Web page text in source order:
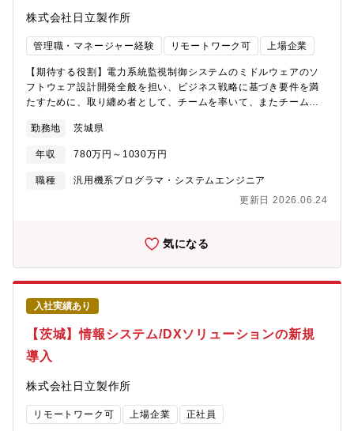
してではなく電力会社と対等な技術パートナーとしてご期待をい
ただけるのは、日立ならではのやりがいです。・開発やプロジェ
クトなどの成果は論文や学会発表など、業界内外での強いプレゼ
で、日立エナジーをはじめとしたパートナーと連携し、国内外案
件の業務経験を積むことも可能です。●キャリアパス・プロジェク
トの一業務担当から、新プロジェクトのPM／SPMへ。顧客とのつ
ながりを活かした別システムや、習得したコア技術を活かした別
ア形成ができます。【働く環境】●大みか事業所：・日本初、世界
https://www.hitachi.co.jp/products/it/control_sys/omika/index.html
https://deh.hitachi.co.jp/_ct/17476915●チーム：・リーダや同僚
経験や成長にあわせて、色々なチャレンジができます。●働き
よる国内初のABWを実現した魅力ある職場作りを実施
omika.html【携わる事業・ビジネス・サービス・製品など】●電力
系統監視制御システム（OT)をはじめ電力分野のGX/DXを実現す
るソリューションを提供・日立が、送配電システムズ合同会社か
ら次期中央給電指令所システムを受注
https://www.hitachi.co.jp/New/cnews/month/2023/11/1113a.html【福
利厚生】■住宅支援住宅手当制度や寮・社宅制度等（詳細は勤務事
業所により異なります）によって皆さんの住居をサポートしま
株式会社日立製作所
管理職・マネージャー経験 リモートワーク可 上場企業
【期待する役割】電力系統監視制御システムのミドルウェアのソ
フトウェア設計開発全般を担い、ビジネス戦略に基づき要件を満
たすために、取り纏め者として、チームを率いて、またチーム間
し、ミドルウェアを導入した電力系統監視制御システムの価値提
供に対して責任を負う。ハードウェア、ソフトウェア(オペレーテ
ィングシステムを含む)、ネットワークなど情報通信分野について
の一般的な知識を活用する。所属する組織の方針に基づき、開発
行う。【職務詳細】電力系統監視制御システムのミドルウェアに
な原因、障壁、関連する問題を特定する。・イノベーション戦
略、パイプライン、ロードマップを形成する可能性がある、イノ
ベーションビジネスケースのプロトタイプを作成するための手段
(アイデア、ソリューションなど。内製と外製の判断を含む) を提
供する。・変更や改善が必要な領域を分析し特定することで、既
存のソフトウェア開発と新規のソフトウェア開発に貢献する。・
ミドルウェアの提供責任者として、担当するミドルウェアの組織
内適用ユースケースにおいて発生した問題点を特定し、ミドルウ
ェア利用者の課題であればその解消の支援を行い、担当するミド
グラムマネジメント計画 (複数のプロジェクト計画) の中で取り組
みを進めながら、小規模または中規模のプロジェクトを遂行す
る。・既存のプロセス、システム、手順に対する改善を提案す
勤務地 茨城県
年収 780万円～1030万円
職種
汎用機系プログラマ・システムエンジニア
更新日 2026.06.24
気になる
入社実績あり
【茨城】情報システム/DXソリューションの新規
導入
株式会社日立製作所
リモートワーク可 上場企業 正社員